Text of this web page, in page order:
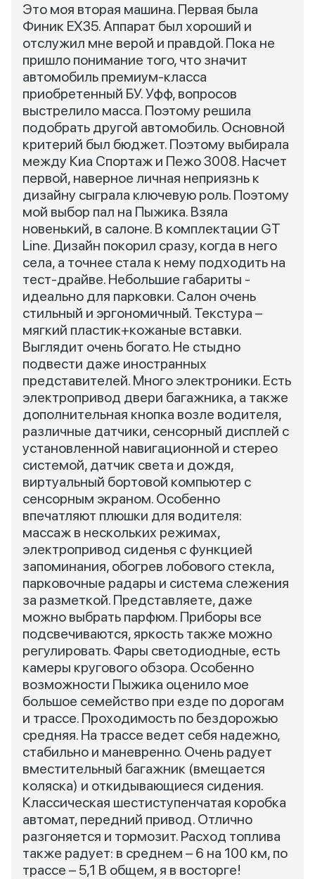
Это моя вторая машина. Первая была
Финик EX35. Аппарат был хороший и
отслужил мне верой и правдой. Пока не
пришло понимание того, что значит
автомобиль премиум-класса
приобретенный БУ. Уфф, вопросов
выстрелило масса. Поэтому решила
подобрать другой автомобиль. Основной
критерий был бюджет. Поэтому выбирала
между Киа Спортаж и Пежо 3008. Насчет
первой, наверное личная неприязнь к
дизайну сыграла ключевую роль. Поэтому
мой выбор пал на Пыжика. Взяла
новенький, в салоне. В комплектации GT
Line. Дизайн покорил сразу, когда в него
села, а точнее стала к нему подходить на
тест-драйве. Небольшие габариты -
идеально для парковки. Салон очень
стильный и эргономичный. Текстура –
мягкий пластик+кожаные вставки.
Выглядит очень богато. Не стыдно
подвести даже иностранных
представителей. Много электроники. Есть
электропривод двери багажника, а также
дополнительная кнопка возле водителя,
различные датчики, сенсорный дисплей с
установленной навигационной и стерео
системой, датчик света и дождя,
виртуальный бортовой компьютер с
сенсорным экраном. Особенно
впечатляют плюшки для водителя:
массаж в нескольких режимах,
электропривод сиденья с функцией
запоминания, обогрев лобового стекла,
парковочные радары и система слежения
за разметкой. Представляете, даже
можно выбрать парфюм. Приборы все
подсвечиваются, яркость также можно
регулировать. Фары светодиодные, есть
камеры кругового обзора. Особенно
возможности Пыжика оценило мое
большое семейство при езде по дорогам
и трассе. Проходимость по бездорожью
средняя. На трассе ведет себя надежно,
стабильно и маневренно. Очень радует
вместительный багажник (вмещается
коляска) и откидывающиеся сидения.
Классическая шестиступенчатая коробка
автомат, передний привод. Отлично
разгоняется и тормозит. Расход топлива
также радует: в среднем – 6 на 100 км, по
трассе – 5,1 В общем, я в восторге!